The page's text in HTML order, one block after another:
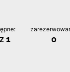
1 0